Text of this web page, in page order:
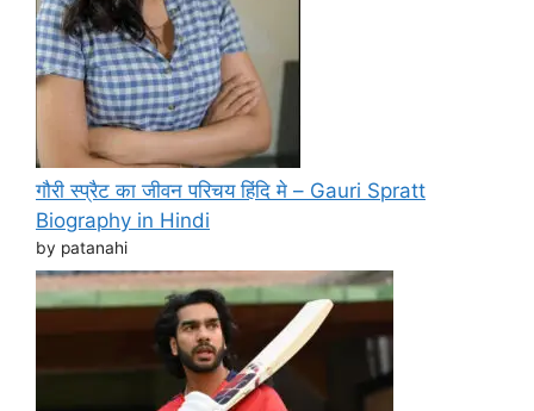
गौरी स्प्रैट का जीवन परिचय हिंदि मे – Gauri Spratt
Biography in Hindi
by patanahi